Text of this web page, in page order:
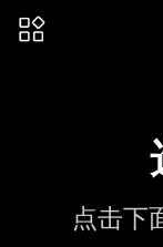
点击下